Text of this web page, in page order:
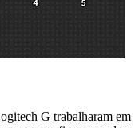
G trabalharam em